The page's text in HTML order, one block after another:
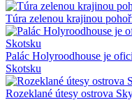
Túra zelenou krajinou
Palác Holyroodhouse je
Skotsku
Rozeklané útesy ostrova